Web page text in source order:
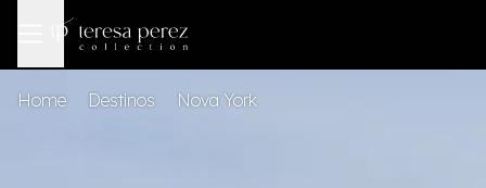
Home Destinos Nova York